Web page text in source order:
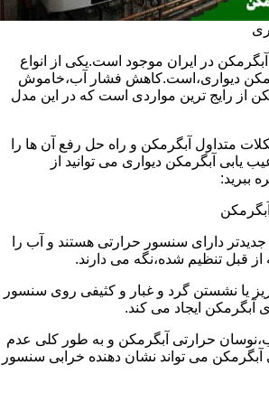
آبگرمکن در ایران موجود است.یکی از انواع
دیواری،است.کاهش فشار آب،خاموش
از رایج ترین مواردی است که در این مدل
متداول آبگرمکن و راه حل رفع آن ها را
یابی آبگرمکن دیواری می توانید از
ببرید:
دارای سنسور حرارتی هستند و آب را
قبل تنظیم شده،نگه می دارند.
یا نشستن گرد و غبار و کثیفی روی سنسور
آبگرمکن ایجاد می کند.
حرارتی آبگرمکن و به طور کلی عدم
می تواند نشان دهنده خرابی سنسور